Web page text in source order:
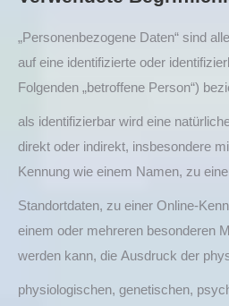
„Personenbezogene Daten“ sind
auf eine identifizierte oder
Folgenden „betroffene Person“)
als identifizierbar wird eine
direkt oder indirekt, insbesondere
Kennung wie einem Namen, zu
Standortdaten, zu einer Online-
einem oder mehreren besonderen
werden kann, die Ausdruck der
physiologischen, genetischen,